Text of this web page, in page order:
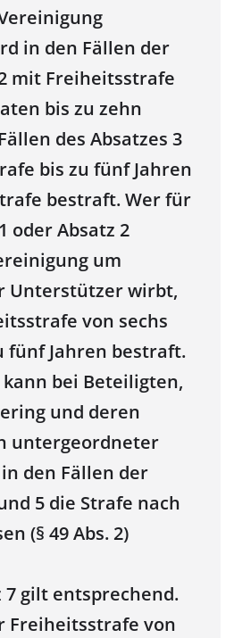
in den Fällen der
mit Freiheitsstrafe
bis zu zehn
des Absatzes 3
bis zu fünf Jahren
bestraft. Wer für
oder Absatz 2
um
Unterstützer wirbt,
von sechs
fünf Jahren bestraft.
kann bei Beteiligten,
und deren
untergeordneter
den Fällen der
5 die Strafe nach
(§ 49 Abs. 2)
7 gilt entsprechend.
Freiheitsstrafe von